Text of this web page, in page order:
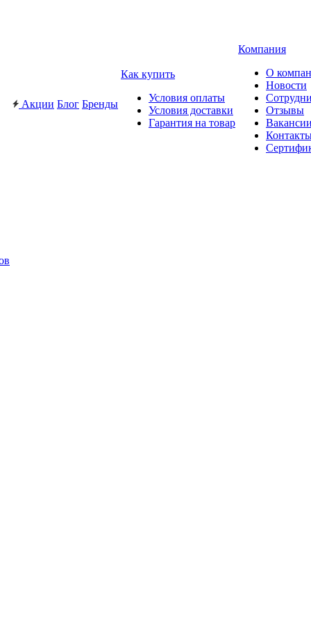
Акции Блог Бренды
Как купить
Условия оплаты
Условия доставки
Гарантия на товар
Компания
О
Новости
Отзывы